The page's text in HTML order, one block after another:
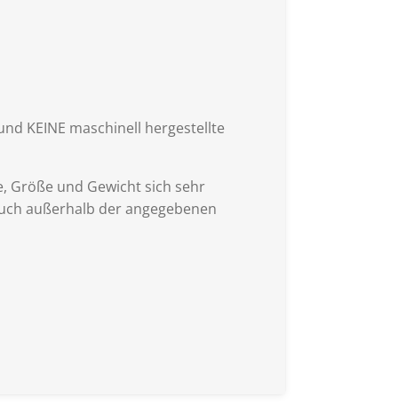
KEINE maschinell hergestellte
Größe und Gewicht sich sehr
außerhalb der angegebenen